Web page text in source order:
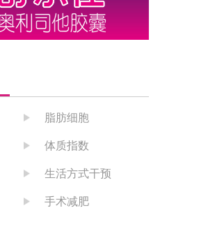
脂肪细胞
体质指数
生活方式干预
手术减肥